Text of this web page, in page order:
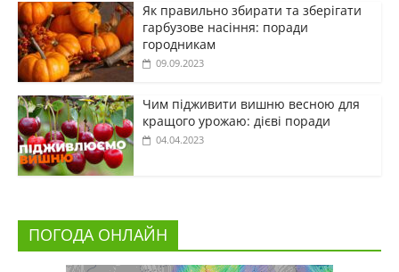
Як правильно збирати та зберігати
гарбузове насіння: поради
городникам
09.09.2023
Чим підживити вишню весною для
кращого урожаю: дієві поради
04.04.2023
ПОГОДА ОНЛАЙН